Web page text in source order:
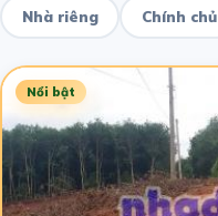
Nhà riêng Chính chủ
Nổi bật